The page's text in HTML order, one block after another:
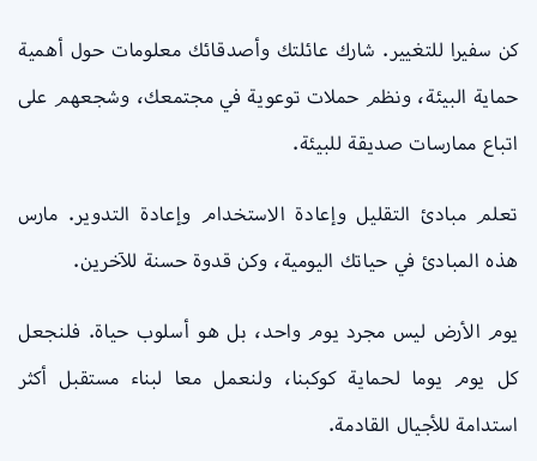
كن سفيرا للتغيير. شارك عائلتك وأصدقائك معلومات حول أهمية
حماية البيئة، ونظم حملات توعوية في مجتمعك، وشجعهم على
اتباع ممارسات صديقة للبيئة.
تعلم مبادئ التقليل وإعادة الاستخدام وإعادة التدوير. مارس
هذه المبادئ في حياتك اليومية، وكن قدوة حسنة للآخرين.
يوم الأرض ليس مجرد يوم واحد، بل هو أسلوب حياة. فلنجعل
كل يوم يوما لحماية كوكبنا، ولنعمل معا لبناء مستقبل أكثر
استدامة للأجيال القادمة.